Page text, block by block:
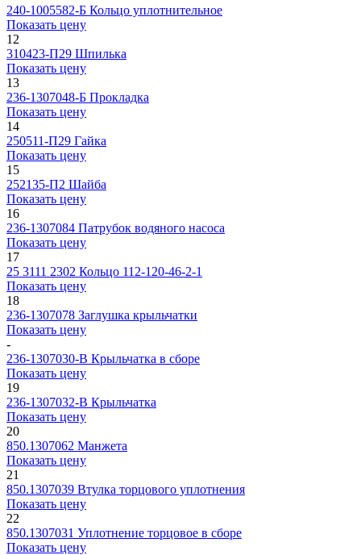
240-1005582-Б Кольцо уплотнительное
Показать цену
12
310423-П29 Шпилька
Показать цену
13
236-1307048-Б Прокладка
Показать цену
14
250511-П29 Гайка
Показать цену
15
252135-П2 Шайба
Показать цену
16
236-1307084 Патрубок водяного насоса
Показать цену
17
25 3111 2302 Кольцо 112-120-46-2-1
Показать цену
18
236-1307078 Заглушка крыльчатки
Показать цену
-
236-1307030-В Крыльчатка в сборе
Показать цену
19
236-1307032-В Крыльчатка
Показать цену
20
850.1307062 Манжета
Показать цену
21
850.1307039 Втулка торцового уплотнения
Показать цену
22
850.1307031 Уплотнение торцовое в сборе
Показать цену